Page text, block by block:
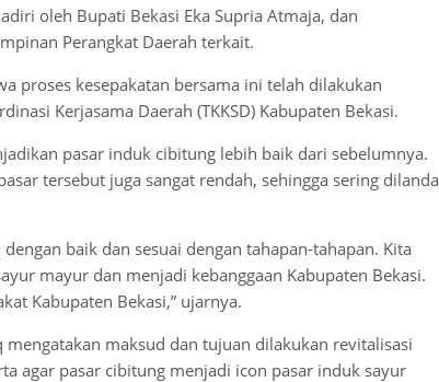
oleh Bupati Bekasi Eka Supria Atmaja, dan
Perangkat Daerah terkait.
proses kesepakatan bersama ini telah dilakukan
Kerjasama Daerah (TKKSD) Kabupaten Bekasi.
pasar induk cibitung lebih baik dari sebelumnya.
tersebut juga sangat rendah, sehingga sering dilanda
baik dan sesuai dengan tahapan-tahapan. Kita
mayur dan menjadi kebanggaan Kabupaten Bekasi.
Kabupaten Bekasi,” ujarnya.
maksud dan tujuan dilakukan revitalisasi
agar pasar cibitung menjadi icon pasar induk sayur